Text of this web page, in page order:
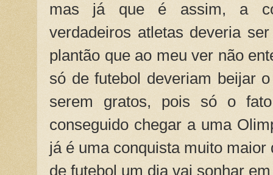
mas já que é assim, a
verdadeiros atletas deveria
plantão que ao meu ver não
só de futebol deveriam beijar
serem gratos, pois só o
conseguido chegar a uma
já é uma conquista muito maior
de futebol um dia vai sonhar